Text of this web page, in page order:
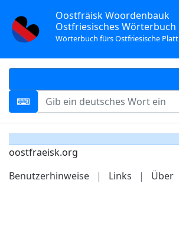
Oostfräisk Woordenbauk
Ostfriesisches Wörterbuch
Wörterbuch fürs Ostfriesische Platt
oostfraeisk.org
Benutzerhinweise
| Links | Über